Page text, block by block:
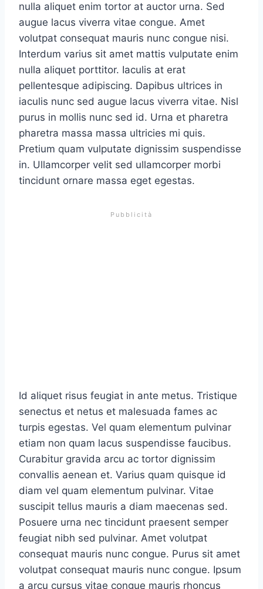
nulla aliquet enim tortor at auctor urna. Sed
augue lacus viverra vitae congue. Amet
volutpat consequat mauris nunc congue nisi.
Interdum varius sit amet mattis vulputate enim
nulla aliquet porttitor. Iaculis at erat
pellentesque adipiscing. Dapibus ultrices in
iaculis nunc sed augue lacus viverra vitae. Nisl
purus in mollis nunc sed id. Urna et pharetra
pharetra massa massa ultricies mi quis.
Pretium quam vulputate dignissim suspendisse
in. Ullamcorper velit sed ullamcorper morbi
tincidunt ornare massa eget egestas.
Id aliquet risus feugiat in ante metus. Tristique
senectus et netus et malesuada fames ac
turpis egestas. Vel quam elementum pulvinar
etiam non quam lacus suspendisse faucibus.
Curabitur gravida arcu ac tortor dignissim
convallis aenean et. Varius quam quisque id
diam vel quam elementum pulvinar. Vitae
suscipit tellus mauris a diam maecenas sed.
Posuere urna nec tincidunt praesent semper
feugiat nibh sed pulvinar. Amet volutpat
consequat mauris nunc congue. Purus sit amet
volutpat consequat mauris nunc congue. Ipsum
a arcu cursus vitae congue mauris rhoncus